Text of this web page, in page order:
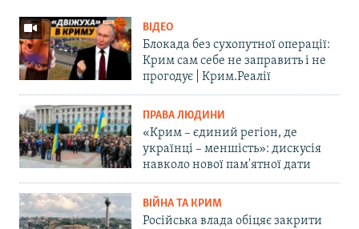
ВІДЕО
Блокада без сухопутної операції:
Крим сам себе не заправить і не
прогодує | Крим.Реалії
ПРАВА ЛЮДИНИ
«Крим – єдиний регіон, де
українці – меншість»: дискусія
навколо нової пам'ятної дати
ВІЙНА ТА КРИМ
Російська влада обіцяє закрити